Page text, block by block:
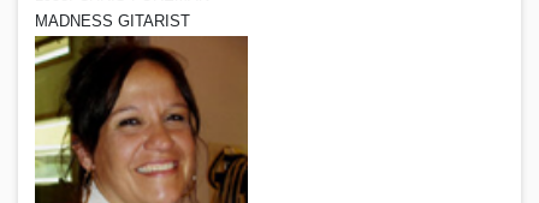
MADNESS GITARIST